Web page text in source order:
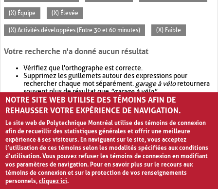
(X) Équipe (X) Élevée
(X) Activités développées (Entre 30 et 60 minutes) (X) Faible
Votre recherche n'a donné aucun résultat
Vérifiez que l'orthographe est correcte.
Supprimez les guillemets autour des expressions pour
rechercher chaque mot séparément. garage à véloretournera
souvent plus de résultat que"garage à vélo".
Envisagez d'élargir votre recherche avec OR.garage OR vélo
retournera souvent plus de résultat quegarage à vélo
NOTRE SITE WEB UTILISE DES TÉMOINS AFIN DE
REHAUSSER VOTRE EXPÉRIENCE DE NAVIGATION.
Le site web de Polytechnique Montréal utilise des témoins de connexion
afin de recueillir des statistiques générales et offrir une meilleure
expérience à ses visiteurs. En naviguant sur le site, vous acceptez
l’utilisation de ces témoins selon les modalités spécifiées aux conditions
d’utilisation. Vous pouvez refuser les témoins de connexion en modifiant
vos paramètres de navigation. Pour en savoir plus sur le recours aux
témoins de connexion et sur la protection de vos renseignements
personnels,cliquez ici.